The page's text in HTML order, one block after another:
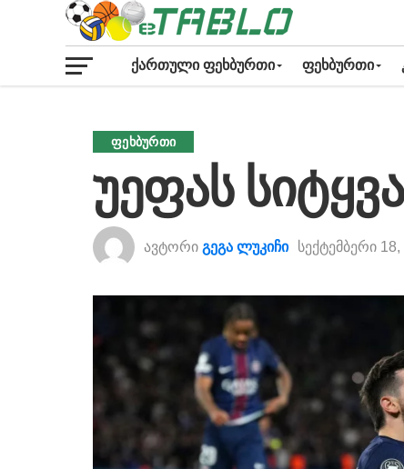
ᲥᲐᲠᲗᲣᲚᲘ ᲤᲔᲮᲑᲣᲠᲗᲘ ᲤᲔᲮᲑᲣᲠᲗᲘ
ᲤᲔᲮᲑᲣᲠᲗᲘ
უეფას
ავტორი გეგა ლუკიჩი სექტემბერი 18,